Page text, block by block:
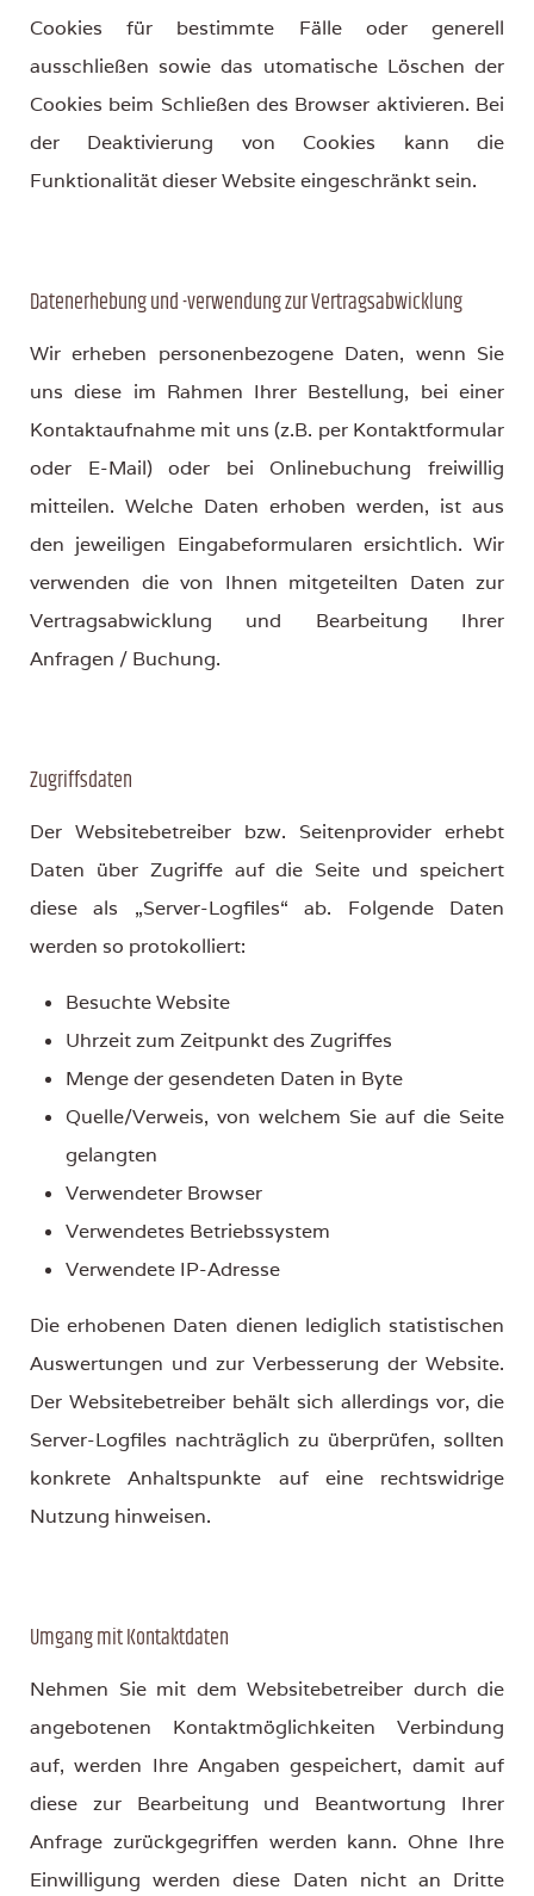
Cookies für bestimmte Fälle oder generell
ausschließen sowie das utomatische Löschen der
Cookies beim Schließen des Browser aktivieren. Bei
der Deaktivierung von Cookies kann die
Funktionalität dieser Website eingeschränkt sein.
Datenerhebung und -verwendung zur Vertragsabwicklung
Wir erheben personenbezogene Daten, wenn Sie
uns diese im Rahmen Ihrer Bestellung, bei einer
Kontaktaufnahme mit uns (z.B. per Kontaktformular
oder E-Mail) oder bei Onlinebuchung freiwillig
mitteilen. Welche Daten erhoben werden, ist aus
den jeweiligen Eingabeformularen ersichtlich. Wir
verwenden die von Ihnen mitgeteilten Daten zur
Vertragsabwicklung und Bearbeitung Ihrer
Anfragen / Buchung.
Zugriffsdaten
Der Websitebetreiber bzw. Seitenprovider erhebt
Daten über Zugriffe auf die Seite und speichert
diese als „Server-Logfiles“ ab. Folgende Daten
werden so protokolliert:
Besuchte Website
Uhrzeit zum Zeitpunkt des Zugriffes
Menge der gesendeten Daten in Byte
Quelle/Verweis, von welchem Sie auf die Seite
gelangten
Verwendeter Browser
Verwendetes Betriebssystem
Verwendete IP-Adresse
Die erhobenen Daten dienen lediglich statistischen
Auswertungen und zur Verbesserung der Website.
Der Websitebetreiber behält sich allerdings vor, die
Server-Logfiles nachträglich zu überprüfen, sollten
konkrete Anhaltspunkte auf eine rechtswidrige
Nutzung hinweisen.
Umgang mit Kontaktdaten
Nehmen Sie mit dem Websitebetreiber durch die
angebotenen Kontaktmöglichkeiten Verbindung
auf, werden Ihre Angaben gespeichert, damit auf
diese zur Bearbeitung und Beantwortung Ihrer
Anfrage zurückgegriffen werden kann. Ohne Ihre
Einwilligung werden diese Daten nicht an Dritte